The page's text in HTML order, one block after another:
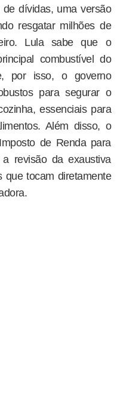
dívidas, uma versão
resgatar milhões de
Lula sabe que o
combustível do
por isso, o governo
para segurar o
essenciais para
Além disso, o
de Renda para
revisão da exaustiva
que tocam diretamente